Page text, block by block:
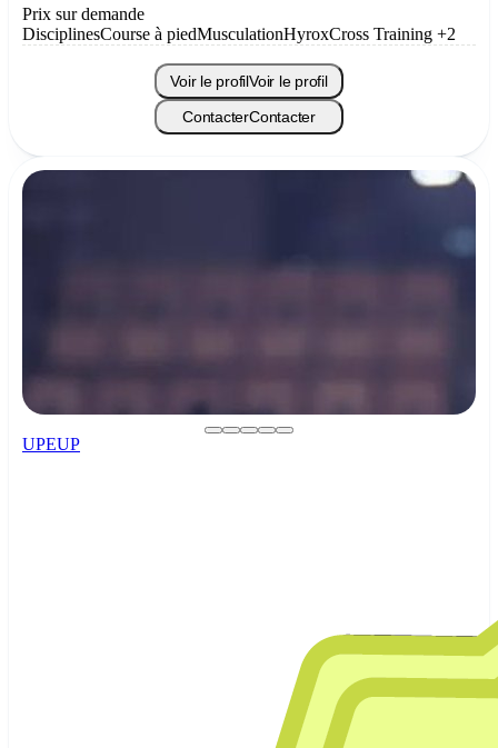
Prix sur demande
DisciplinesCourse à piedMusculationHyroxCross Training +2
Voir le profilVoir le profil
ContacterContacter
UPEUP